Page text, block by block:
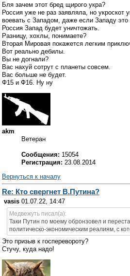
Бля зачем этот бред щирого укра?
Россия уже не раз заявляла, но укроскот
воевать с Западом, даже если Западу это
Россия Запад будет уничтожать.
Разницу, хохлы, понимаете?
Вторая Мировая покажется легким
Вот реально дебилы.
Вы не догнали?
Вас нахуй сотрут с планеты совсем.
Вас больше не будет.
Ф15 и Ф16. Ну ну
akm
Ветеран
Сообщения: 15054
Регистрация: 23.08.2014
Вернуться к началу
Re: Кто свергнет В.Путина?
vasis 01.07.22, 14:47
Медвежуть писал(а):
Таки Путин по моему обронзовел и
политическо-экономическим реалиям, с
Это призыв к госперевороту?
Стучу, куда надо!